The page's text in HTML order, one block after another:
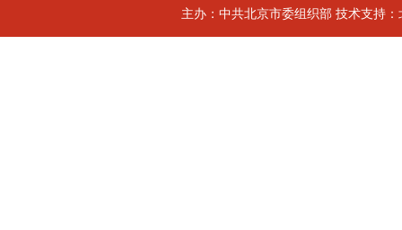
主办：中共北京市委组织部 技术支持